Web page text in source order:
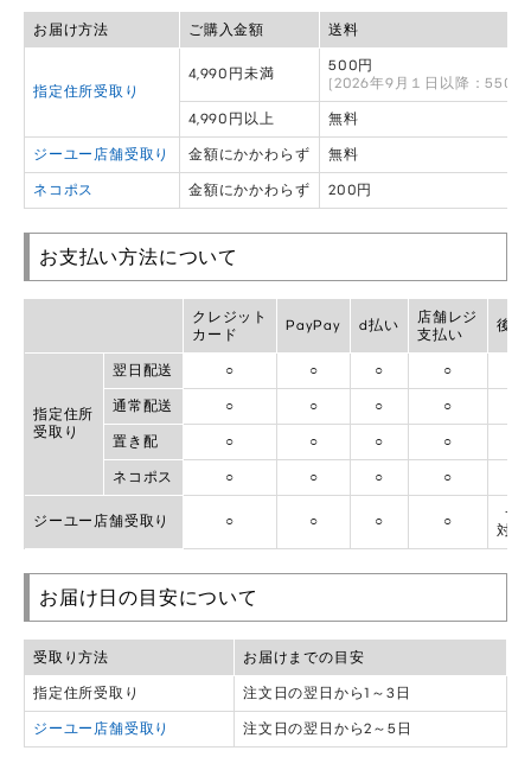
お届け方法 ご購入金額 送料
指定住所受取り
4,990円未満
500円
(2026年9月１日以降：550
4,990円以上 無料
ジーユー店舗受取り 金額にかかわらず 無料
ネコポス 金額にかかわらず 200円
お支払い方法について
クレジット
カード
PayPay d払い
店舗レジ
支払い
後払
指定住所
受取り
翌日配送 ○ ○ ○ ○
通常配送 ○ ○ ○ ○
置き配 ○ ○ ○ ○
ネコポス ○ ○ ○ ○
ジーユー店舗受取り ○ ○ ○ ○
一
対象
お届け日の目安について
受取り方法 お届けまでの目安
指定住所受取り 注文日の翌日から1～3日
ジーユー店舗受取り 注文日の翌日から2～5日